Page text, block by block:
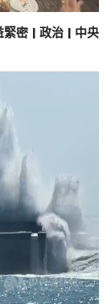
密 | 政治 | 中央